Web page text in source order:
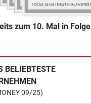
zum 10. Mal in Folge
BELIEBTESTE
09/25)